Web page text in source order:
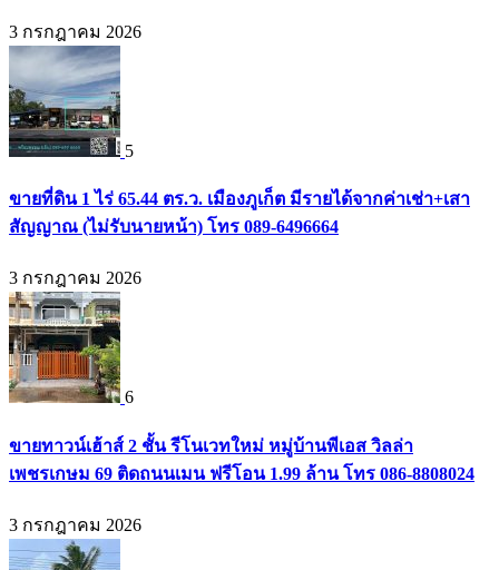
3 กรกฎาคม 2026
5
ขายที่ดิน 1 ไร่ 65.44 ตร.ว. เมืองภูเก็ต มีรายได้จากค่าเช่า+เสา
สัญญาณ (ไม่รับนายหน้า) โทร 089-6496664
3 กรกฎาคม 2026
6
ขายทาวน์เฮ้าส์ 2 ชั้น รีโนเวทใหม่ หมู่บ้านพีเอส วิลล่า
เพชรเกษม 69 ติดถนนเมน ฟรีโอน 1.99 ล้าน โทร 086-8808024
3 กรกฎาคม 2026